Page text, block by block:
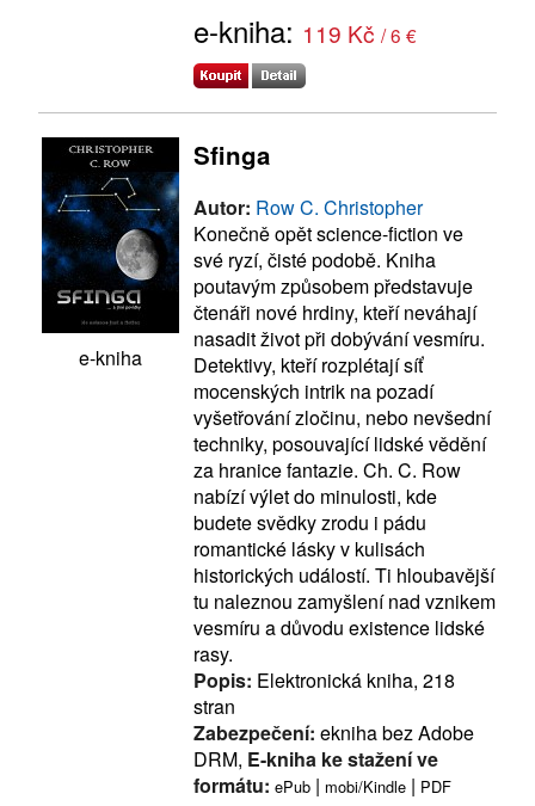
e-kniha: 119 Kč / 6 €
e-kniha
Sfinga
Autor: Row C. Christopher
Konečně opět science-fiction ve
své ryzí, čisté podobě. Kniha
poutavým způsobem představuje
čtenáři nové hrdiny, kteří neváhají
nasadit život při dobývání vesmíru.
Detektivy, kteří rozplétají síť
mocenských intrik na pozadí
vyšetřování zločinu, nebo nevšední
techniky, posouvající lidské vědění
za hranice fantazie. Ch. C. Row
nabízí výlet do minulosti, kde
budete svědky zrodu i pádu
romantické lásky v kulisách
historických událostí. Ti hloubavější
tu naleznou zamyšlení nad vznikem
vesmíru a důvodu existence lidské
rasy.
Popis: Elektronická kniha, 218
stran
Zabezpečení: ekniha bez Adobe
DRM, E-kniha ke stažení ve
formátu: ePub | mobi/Kindle | PDF